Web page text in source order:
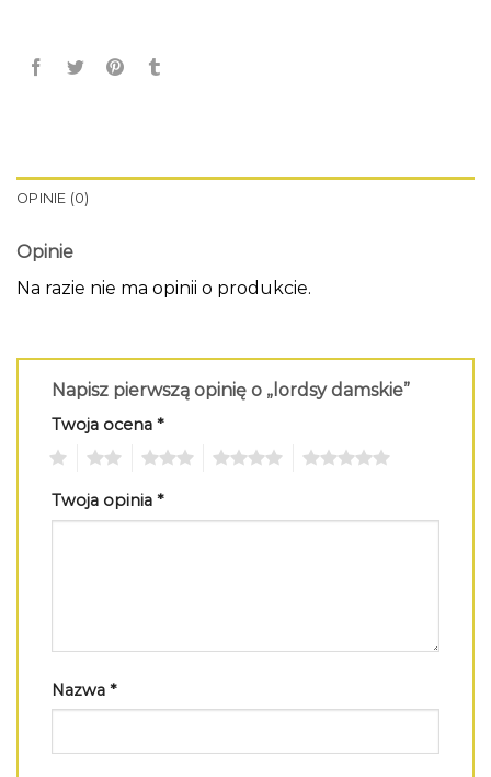
OPINIE (0)
Opinie
Na razie nie ma opinii o produkcie.
Napisz pierwszą opinię o „lordsy damskie”
Twoja ocena *
Twoja opinia *
Nazwa *